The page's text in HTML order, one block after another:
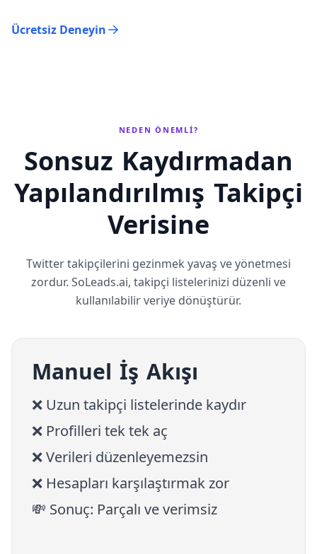
Ücretsiz Deneyin
NEDEN ÖNEMLI?
Sonsuz Kaydırmadan
Yapılandırılmış Takipçi
Verisine
Twitter takipçilerini gezinmek yavaş ve yönetmesi
zordur. SoLeads.ai, takipçi listelerinizi düzenli ve
kullanılabilir veriye dönüştürür.
Manuel İş Akışı
❌ Uzun takipçi listelerinde kaydır
❌ Profilleri tek tek aç
❌ Verileri düzenleyemezsin
❌ Hesapları karşılaştırmak zor
💸 Sonuç: Parçalı ve verimsiz